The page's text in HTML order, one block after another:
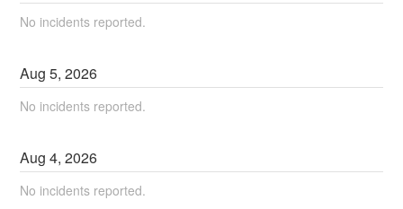
No incidents reported.
Aug5,2026
No incidents reported.
Aug4,2026
No incidents reported.